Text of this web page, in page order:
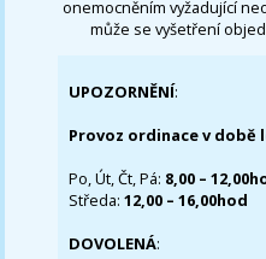
onemocněním vyžadující
může se vyšetření
UPOZORNĚNÍ:
Provoz ordinace v době
Po, Út, Čt, Pá: 8,00 –
Středa:12,00 – 16,00hod
DOVOLENÁ: